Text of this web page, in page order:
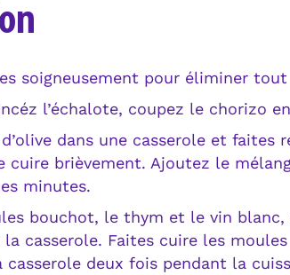
soigneusement pour éliminer
l’échalote, coupez le chorizo
dans une casserole et faites
brièvement. Ajoutez le
minutes.
bouchot, le thym et le vin blanc,
la casserole. Faites cuire les
casserole deux fois pendant la